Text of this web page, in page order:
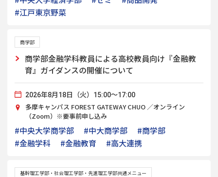
#江戸東京野菜
商学部
商学部金融学科教員による高校教員向け『金融教
育』ガイダンスの開催について
2026年8月18日（火）15:00～17:00
多摩キャンパス FOREST GATEWAY CHUO ／オンライン
（Zoom）※要事前申し込み
#中央大学商学部 #中大商学部
#商学部
#金融学科
#金融教育 #高大連携
基幹理工学部・社会理工学部・先進理工学部共通メニュー